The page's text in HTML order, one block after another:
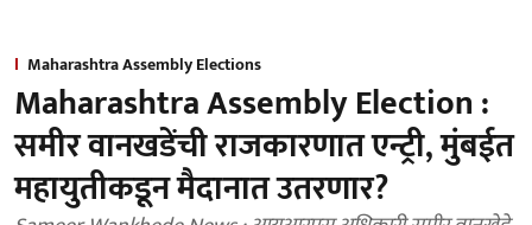
Maharashtra Assembly Elections
Maharashtra Assembly Election :
समीर वानखडेंची राजकारणात एन्ट्री, मुंबईत
महायुतीकडून मैदानात उतरणार?